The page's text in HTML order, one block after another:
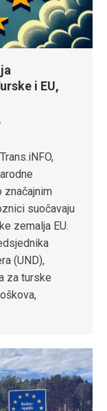
i EU,
značajnim
suočavaju
zemalja EU.
(UND),
za turske